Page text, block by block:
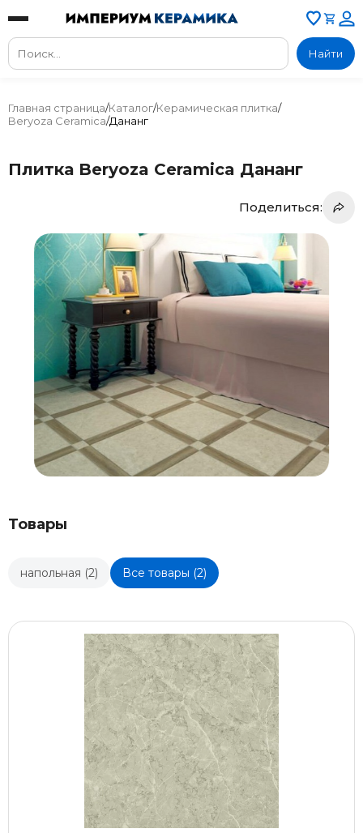
Найти
Главная страница/Каталог/Керамическая плитка/
Beryoza Ceramica/Дананг
Плитка Beryoza Ceramica Дананг
Поделиться:
Товары
напольная (2) Все товары (2)